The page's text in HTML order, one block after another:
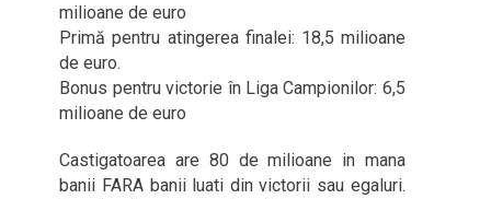
milioane de euro
Primă pentru atingerea finalei: 18,5 milioane
de euro.
Bonus pentru victorie în Liga Campionilor: 6,5
milioane de euro
Castigatoarea are 80 de milioane in mana
banii FARA banii luati din victorii sau egaluri.